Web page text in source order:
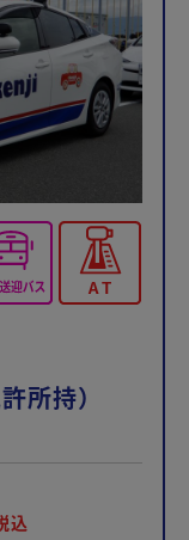
所持）
込